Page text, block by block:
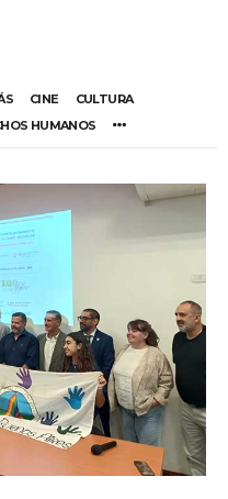
CINE
CULTURA
HUMANOS